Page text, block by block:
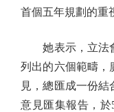
首個五年規劃的重
她表示，立法會
列出的六個範疇，
見，總匯成一份結
意見匯集報告，於